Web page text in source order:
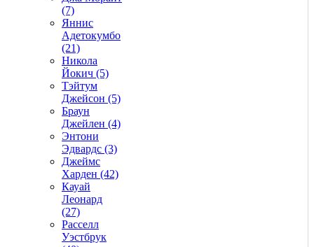
(7)
Яннис
Адетокумбо
(21)
Никола
Йокич (5)
Тэйтум
Джейсон (5)
Браун
Джейлен (4)
Энтони
Эдвардс (3)
Джеймс
Харден (42)
Кауай
Леонард
(27)
Расселл
Уэстбрук